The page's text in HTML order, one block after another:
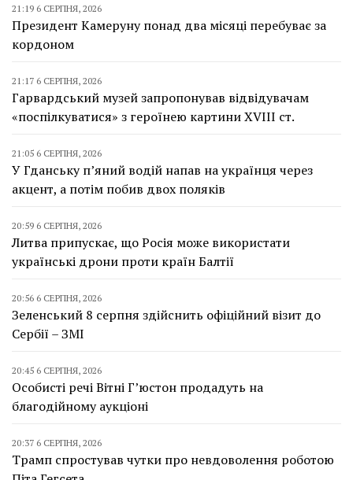
21:19 6 СЕРПНЯ, 2026
Президент Камеруну понад два місяці перебуває за
кордоном
21:17 6 СЕРПНЯ, 2026
Гарвардський музей запропонував відвідувачам
«поспілкуватися» з героїнею картини XVIII ст.
21:05 6 СЕРПНЯ, 2026
У Гданську п’яний водій напав на українця через
акцент, а потім побив двох поляків
20:59 6 СЕРПНЯ, 2026
Литва припускає, що Росія може використати
українські дрони проти країн Балтії
20:56 6 СЕРПНЯ, 2026
Зеленський 8 серпня здійснить офіційний візит до
Сербії – ЗМІ
20:45 6 СЕРПНЯ, 2026
Особисті речі Вітні Г’юстон продадуть на
благодійному аукціоні
20:37 6 СЕРПНЯ, 2026
Трамп спростував чутки про невдоволення роботою